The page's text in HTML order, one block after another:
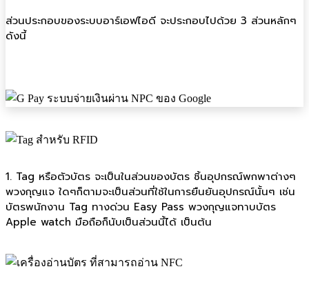
ส่วนประกอบของระบบอาร์เอฟไอดี จะประกอบไปด้วย 3 ส่วนหลักๆ
ดังนี้
1. Tag หรือตัวบัตร จะเป็นในส่วนของบัตร ชิ้นอุปกรณ์พกพาต่างๆ
พวงกุญแจ ใดๆก็ตามจะเป็นส่วนที่ใช้ในการยืนยันอุปกรณ์นั้นๆ เช่น
บัตรพนักงาน Tag ทางด่วน Easy Pass พวงกุญแจทาบบัตร
Apple watch มือถือก็นับเป็นส่วนนี้ได้ เป็นต้น